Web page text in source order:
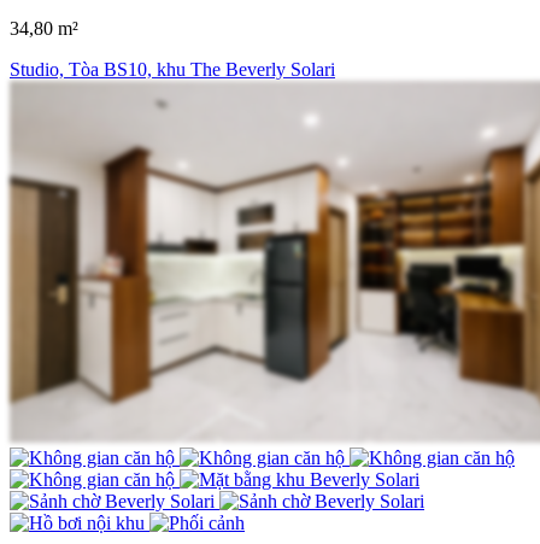
34,80 m²
Studio, Tòa BS10, khu The Beverly Solari